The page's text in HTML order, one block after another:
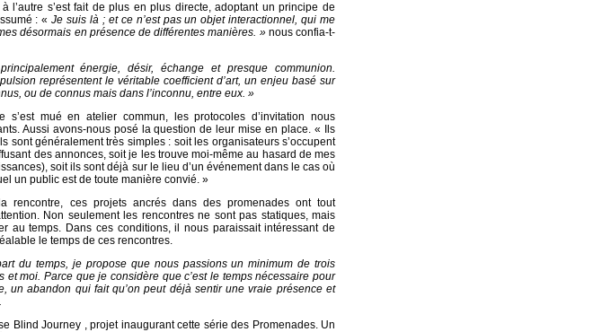
l’autre s’est fait de plus en plus directe, adoptant un principe de
: «Je suis là ; et ce n’est pas un objet interactionnel, qui me
désormais en présence de différentes manières. »nous confia-t-
énergie, désir, échange et presque communion.
représentent le véritable coefficient d’art, un enjeu basé sur
ou de connus mais dans l’inconnu, entre eux. »
s’est mué en atelier commun, les protocoles d’invitation nous
Aussi avons-nous posé la question de leur mise en place. « Ils
sont généralement très simples : soit les organisateurs s’occupent
des annonces, soit je les trouve moi-même au hasard de mes
soit ils sont déjà sur le lieu d’un événement dans le cas où
un public est de toute manière convié. »
rencontre, ces projets ancrés dans des promenades ont tout
Non seulement les rencontres ne sont pas statiques, mais
au temps. Dans ces conditions, il nous paraissait intéressant de
le temps de ces rencontres.
du temps, je propose que nous passions un minimum de trois
et moi. Parce que je considère que c’est le temps nécessaire pour
un abandon qui fait qu’on peut déjà sentir une vraie présence et
Blind Journey , projet inaugurant cette série des Promenades. Un